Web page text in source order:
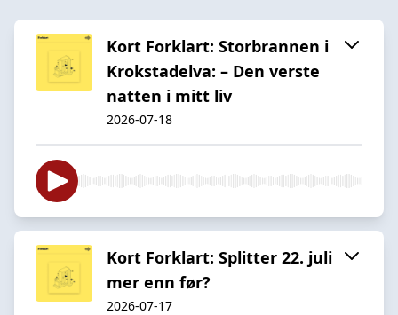
Kort Forklart: Storbrannen i
Krokstadelva: – Den verste
natten i mitt liv
2026-07-18
Kort Forklart: Splitter 22. juli
mer enn før?
2026-07-17